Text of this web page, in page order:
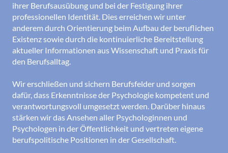
ihrer Berufsausübung und bei der Festigung ihrer
professionellen Identität. Dies erreichen wir unter
anderem durch Orientierung beim Aufbau der beruflichen
Existenz sowie durch die kontinuierliche Bereitstellung
aktueller Informationen aus Wissenschaft und Praxis für
den Berufsalltag.
Wir erschließen und sichern Berufsfelder und sorgen
dafür, dass Erkenntnisse der Psychologie kompetent und
verantwortungsvoll umgesetzt werden. Darüber hinaus
stärken wir das Ansehen aller Psychologinnen und
Psychologen in der Öffentlichkeit und vertreten eigene
berufspolitische Positionen in der Gesellschaft.